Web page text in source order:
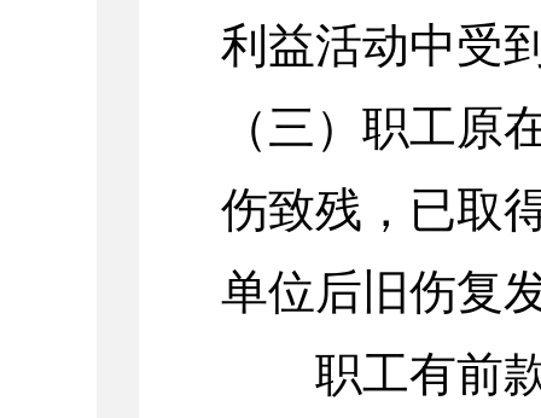
利益活动中受
（三）职工原
伤致残，已取
单位后旧伤复
职工有前款